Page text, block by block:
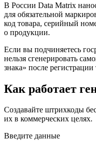
В России Data Matrix
для обязательной
код товара, серийный
о продукции.
Если вы подчиняетесь
нельзя сгенерировать
знака» после
Как работает
Создавайте штрихкоды
их в коммерческих целях.
Введите данные